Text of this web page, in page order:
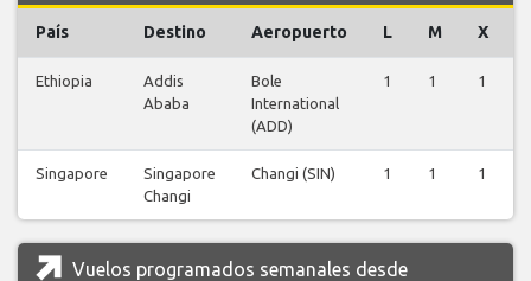
País Destino Aeropuerto L M X
Ethiopia
Addis
Ababa
Bole
International
(ADD)
1 1 1
Singapore
Singapore
Changi
Changi (SIN) 1 1 1
Vuelos programados semanales desde